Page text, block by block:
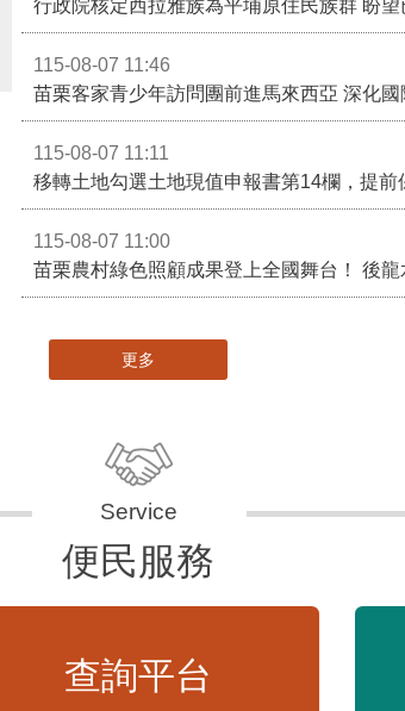
115-08-07 11:46
苗栗客家青少年訪問團前進馬來西亞 深化
115-08-07 11:11
移轉土地勾選土地現值申報書第14欄，提前
115-08-07 11:00
更多
便民服務
查詢平台